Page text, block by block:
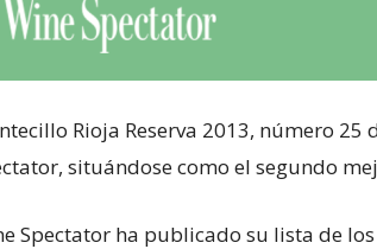
Rioja Reserva 2013, número
situándose como el segundo
Spectator ha publicado su lista de